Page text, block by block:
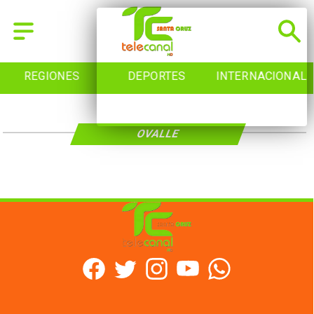
REGIONES DEPORTES INTERNACIONAL
OVALLE